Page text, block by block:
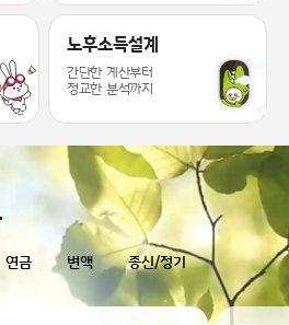
노후소득설계
간단한 계산부터
정교한 분석까지
연금 변액 종신/정기